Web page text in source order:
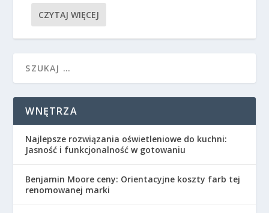
CZYTAJ WIĘCEJ
WNĘTRZA
Najlepsze rozwiązania oświetleniowe do kuchni:
Jasność i funkcjonalność w gotowaniu
Benjamin Moore ceny: Orientacyjne koszty farb tej
renomowanej marki